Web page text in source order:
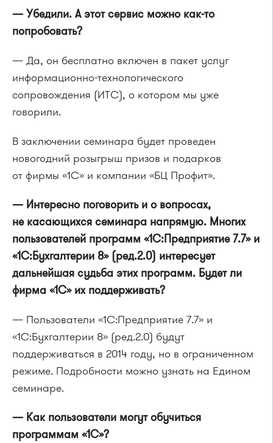
— Убедили. А этот сервис можно как-то
попробовать?
— Да, он бесплатно включен в пакет услуг
информационно-технологического
сопровождения (ИТС), о котором мы уже
говорили.
В заключении семинара будет проведен
новогодний розыгрыш призов и подарков
от фирмы «1С» и компании «БЦ Профит».
— Интересно поговорить и о вопросах,
не касающихся семинара напрямую. Многих
пользователей программ «1С:Предприятие 7.7» и
«1С:Бухгалтерии 8» (ред.2.0) интересует
дальнейшая судьба этих программ. Будет ли
фирма «1С» их поддерживать?
— Пользователи «1С:Предприятие 7.7» и
«1С:Бухгалтерии 8» (ред.2.0) будут
поддерживаться в 2014 году, но в ограниченном
режиме. Подробности можно узнать на Едином
семинаре.
— Как пользователи могут обучиться
программам «1С»?